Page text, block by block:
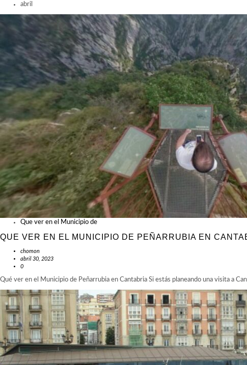
abril
Que ver en el Municipio de
QUE VER EN EL MUNICIPIO DE PEÑARRUBIA EN
chomon
abril 30, 2023
0
Qué ver en el Municipio de Peñarrubia en Cantabria Si estás planeando una visita a